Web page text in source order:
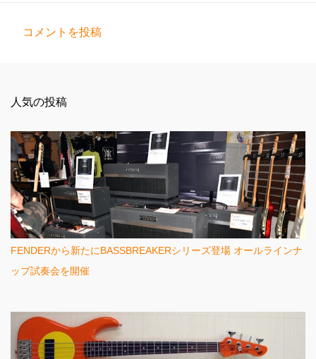
ト
コメントを投稿
人気の投稿
FENDERから新たにBASSBREAKERシリーズ登場 オールラインナ
ップ試奏会を開催